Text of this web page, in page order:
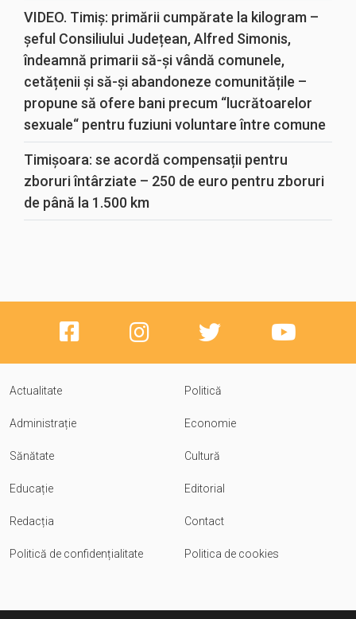
VIDEO. Timiș: primării cumpărate la kilogram –
șeful Consiliului Județean, Alfred Simonis,
îndeamnă primarii să-și vândă comunele,
cetățenii și să-și abandoneze comunitățile –
propune să ofere bani precum “lucrătoarelor
sexuale“ pentru fuziuni voluntare între comune
Timișoara: se acordă compensații pentru
zboruri întârziate – 250 de euro pentru zboruri
de până la 1.500 km
Actualitate Politică
Administrație Economie
Sănătate Cultură
Educație Editorial
Redacția Contact
Politică de confidențialitate Politica de cookies